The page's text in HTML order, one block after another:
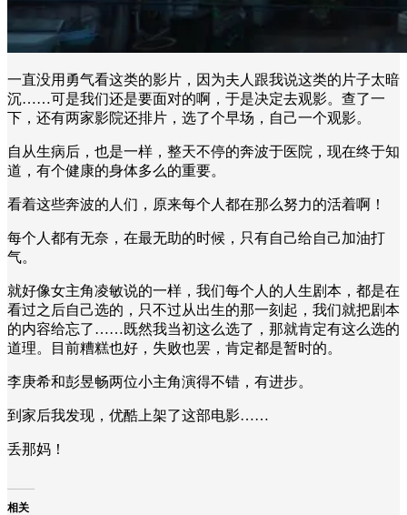
一直没用勇气看这类的影片，因为夫人跟我说这类的片子太暗
沉……可是我们还是要面对的啊，于是决定去观影。查了一
下，还有两家影院还排片，选了个早场，自己一个观影。
自从生病后，也是一样，整天不停的奔波于医院，现在终于知
道，有个健康的身体多么的重要。
看着这些奔波的人们，原来每个人都在那么努力的活着啊！
每个人都有无奈，在最无助的时候，只有自己给自己加油打
气。
就好像女主角凌敏说的一样，我们每个人的人生剧本，都是在
看过之后自己选的，只不过从出生的那一刻起，我们就把剧本
的内容给忘了……既然我当初这么选了，那就肯定有这么选的
道理。目前糟糕也好，失败也罢，肯定都是暂时的。
李庚希和彭昱畅两位小主角演得不错，有进步。
到家后我发现，优酷上架了这部电影……
丢那妈！
相关